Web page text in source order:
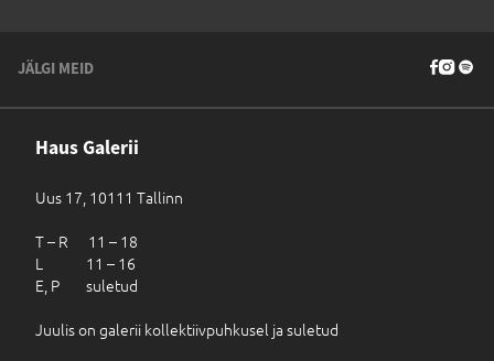
JÄLGI MEID
Haus Galerii
Uus 17, 10111 Tallinn
T – R 11 – 18
L 11 – 16
E, P suletud
Juulis on galerii kollektiivpuhkusel ja suletud